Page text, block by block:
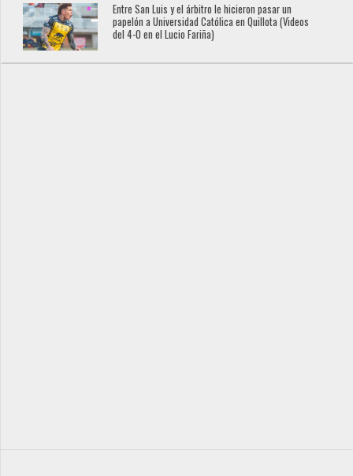
Entre San Luis y el árbitro le hicieron pasar un
papelón a Universidad Católica en Quillota (Videos
del 4-0 en el Lucio Fariña)